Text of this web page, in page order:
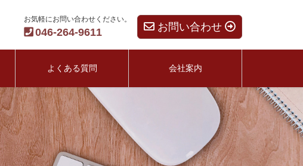
お気軽にお問い合わせください。
046-264-9611 お問い合わせ
よくある質問 会社案内